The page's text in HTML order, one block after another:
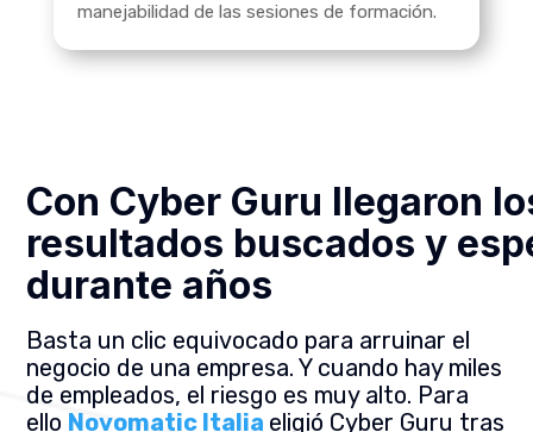
manejabilidad de las sesiones de formación.
Con Cyber Guru llegaron
resultados buscados y
durante años
Basta un clic equivocado para arruinar el
negocio de una empresa. Y cuando hay miles
de empleados, el riesgo es muy alto. Para
ello Novomatic Italia eligió Cyber Guru tras